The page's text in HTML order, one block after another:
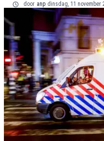
door anp dinsdag, 11 november